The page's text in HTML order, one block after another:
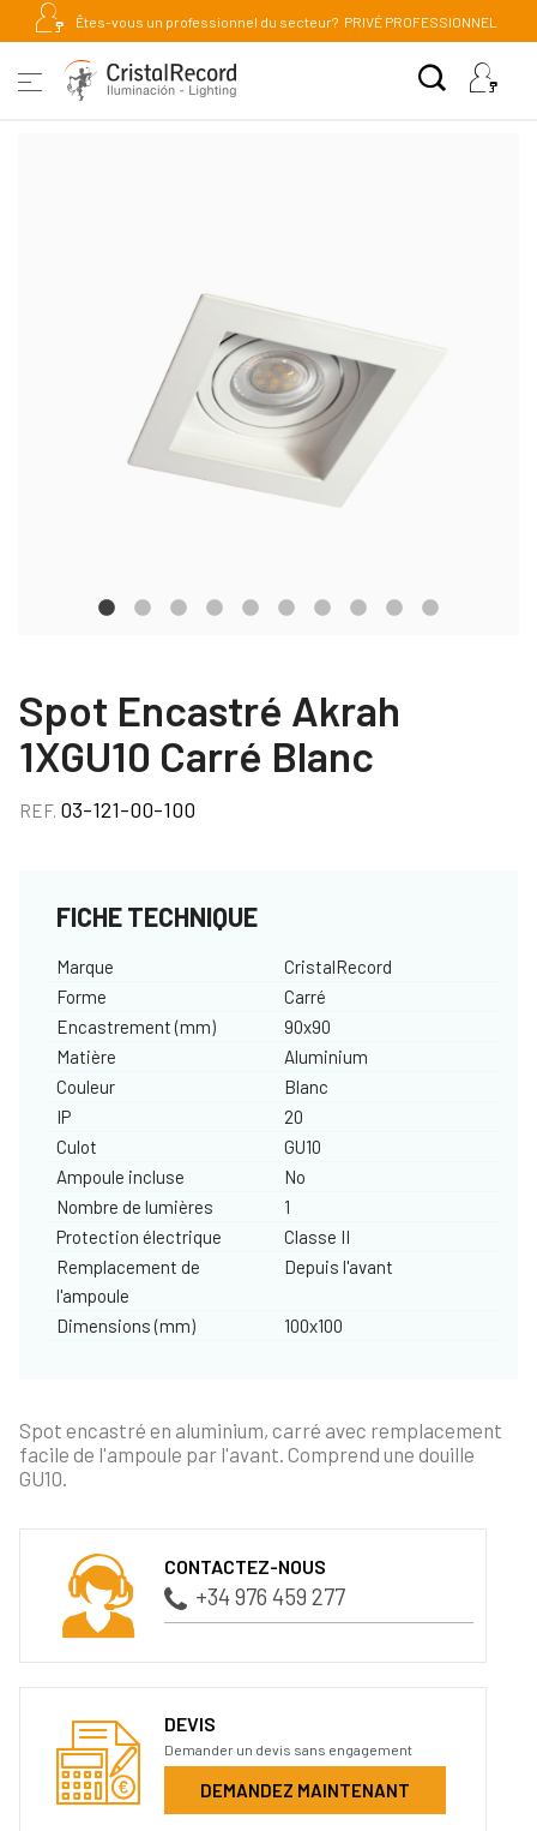
Êtes-vous un professionnel du secteur? PRIVÉ PROFESSIONNEL
Spot Encastré Akrah
1XGU10 Carré Blanc
REF. 03-121-00-100
FICHE TECHNIQUE
Marque
CristalRecord
Forme
Carré
Encastrement (mm)
90x90
Matière
Aluminium
Couleur
Blanc
IP
20
Culot
GU10
Ampoule incluse
No
Nombre de lumières
1
Protection électrique
Classe II
Remplacement de
l'ampoule
Depuis l'avant
Dimensions (mm) 100x100
Spot encastré en aluminium, carré avec remplacement
facile de l'ampoule par l'avant. Comprend une douille
GU10.
CONTACTEZ-NOUS
+34 976 459 277
DEVIS
Demander un devis sans engagement
DEMANDEZ MAINTENANT